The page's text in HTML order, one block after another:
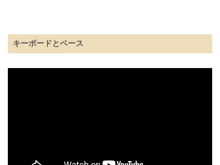
キーボードとベース